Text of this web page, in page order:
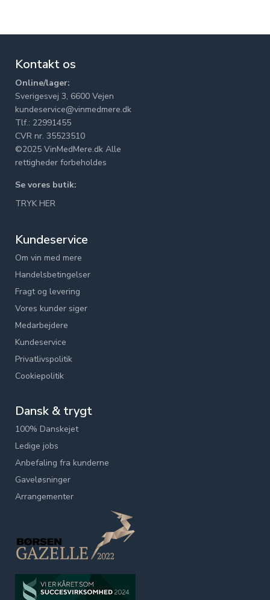
Kontakt os
Online/lager:
Sverigesvej 3, 6600 Vejen
kundeservice@vinmedmere.dk
Tlf.: 22991455
CVR nr. 35523510
©2025 VinMedMere.dk Alle
rettigheder forbeholdes
Se vores butik:
TRYK HER
Kundeservice
Om vin med mere
Handelsbetingelser
Fragt og levering
Vores kunder siger
Medarbejdere
Kundeservice
Privatlivspolitik
Cookiepolitik
Dansk & trygt
100% Danskejet
Ledige jobs
Anbefaling fra kunderne
Gaveløsninger
Arrangementer